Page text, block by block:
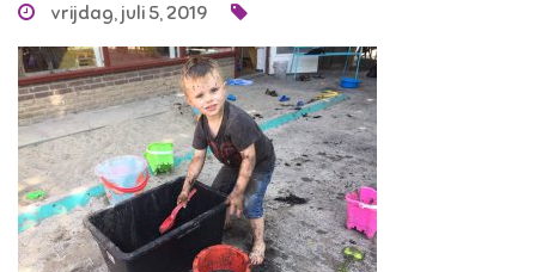
vrijdag, juli 5, 2019